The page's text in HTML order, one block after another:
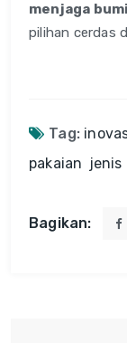
menjaga
pilihan cerdas
Tag:
pakaian jenis
Bagikan: